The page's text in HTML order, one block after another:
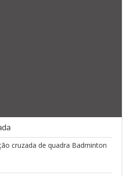
cruzada de quadra Badminton